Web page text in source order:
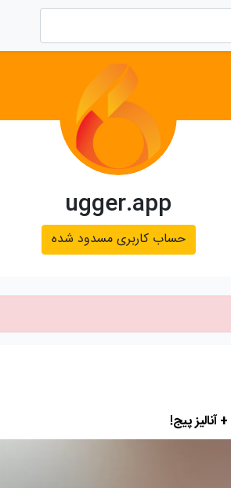
ugger.app
حساب کاربری مسدود شده
آنالیز پیج!